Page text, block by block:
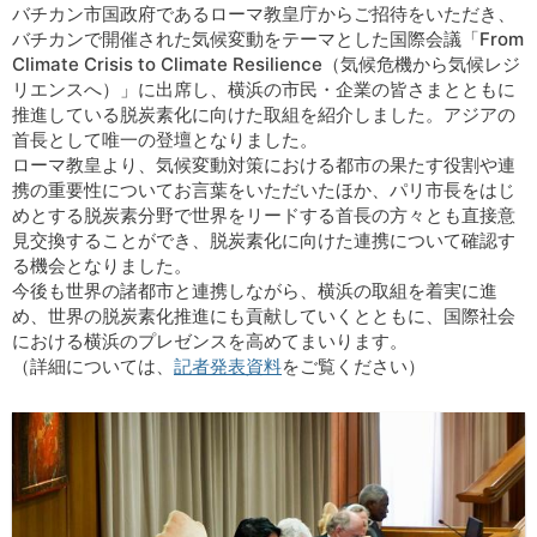
バチカン市国政府であるローマ教皇庁からご招待をいただき、
バチカンで開催された気候変動をテーマとした国際会議「From
Climate Crisis to Climate Resilience（気候危機から気候レジ
リエンスへ）」に出席し、横浜の市民・企業の皆さまとともに
推進している脱炭素化に向けた取組を紹介しました。アジアの
首長として唯一の登壇となりました。
ローマ教皇より、気候変動対策における都市の果たす役割や連
携の重要性についてお言葉をいただいたほか、パリ市長をはじ
めとする脱炭素分野で世界をリードする首長の方々とも直接意
見交換することができ、脱炭素化に向けた連携について確認す
る機会となりました。
今後も世界の諸都市と連携しながら、横浜の取組を着実に進
め、世界の脱炭素化推進にも貢献していくとともに、国際社会
における横浜のプレゼンスを高めてまいります。
（詳細については、 記者発表資料をご覧ください）